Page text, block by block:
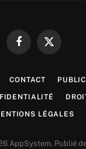
FacebookX
CONTACT
LÉGALES
AppSystem. Publié